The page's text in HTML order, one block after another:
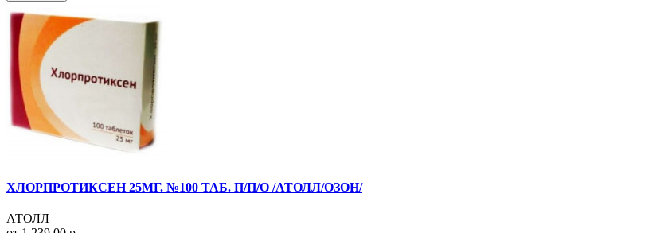
ХЛОРПРОТИКСЕН 25МГ. №100 ТАБ. П/П/О /АТОЛЛ/ОЗОН/
АТОЛЛ